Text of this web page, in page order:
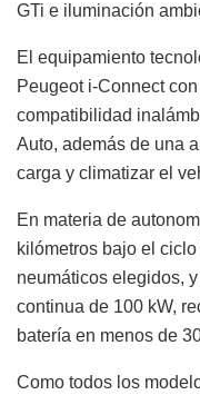
GTi e iluminación
El equipamiento
Peugeot i-Connect
compatibilidad
Auto, además de una
carga y climatizar el
En materia de
kilómetros bajo el
neumáticos elegidos,
continua de 100 kW,
batería en menos de
Como todos los